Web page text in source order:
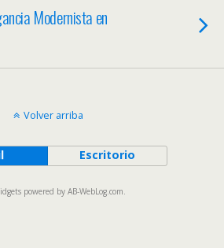
Modernista en
Volver arriba
Escritorio
powered by AB-WebLog.com.